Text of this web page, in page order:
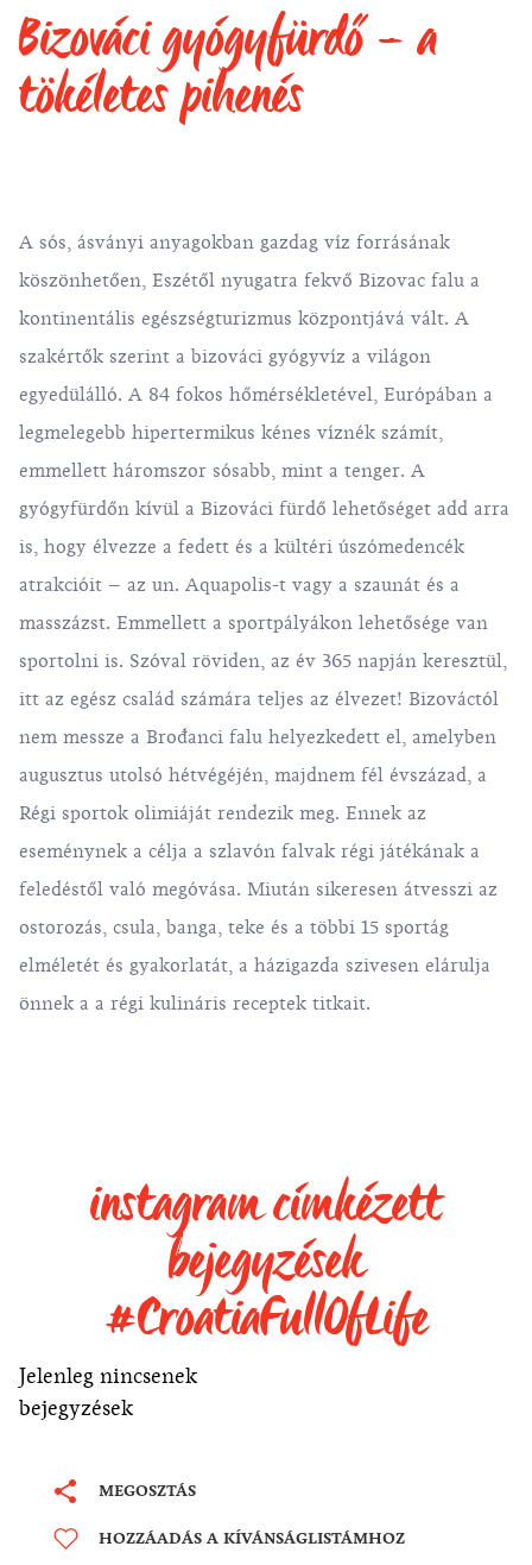
Bizováci gyógyfürdő – a
tökéletes pihenés
A sós, ásványi anyagokban gazdag víz forrásának
köszönhetően, Eszétől nyugatra fekvő Bizovac falu a
kontinentális egészségturizmus központjává vált. A
szakértők szerint a bizováci gyógyvíz a világon
egyedülálló. A 84 fokos hőmérsékletével, Európában a
legmelegebb hipertermikus kénes víznék számít,
emmellett háromszor sósabb, mint a tenger. A
gyógyfürdőn kívül a Bizováci fürdő lehetőséget add arra
is, hogy élvezze a fedett és a kültéri úszómedencék
atrakcióit – az un. Aquapolis-t vagy a szaunát és a
masszázst. Emmellett a sportpályákon lehetősége van
sportolni is. Szóval röviden, az év 365 napján keresztül,
itt az egész család számára teljes az élvezet! Bizováctól
nem messze a Brođanci falu helyezkedett el, amelyben
augusztus utolsó hétvégéjén, majdnem fél évszázad, a
Régi sportok olimiáját rendezik meg. Ennek az
eseménynek a célja a szlavón falvak régi játékának a
feledéstől való megóvása. Miután sikeresen átvesszi az
ostorozás, csula, banga, teke és a többi 15 sportág
elméletét és gyakorlatát, a házigazda szivesen elárulja
önnek a a régi kulináris receptek titkait.
instagram címkézett
bejegyzések
#CroatiaFullOfLife
Jelenleg nincsenek
bejegyzések
MEGOSZTÁS
HOZZÁADÁS A KÍVÁNSÁGLISTÁMHOZ